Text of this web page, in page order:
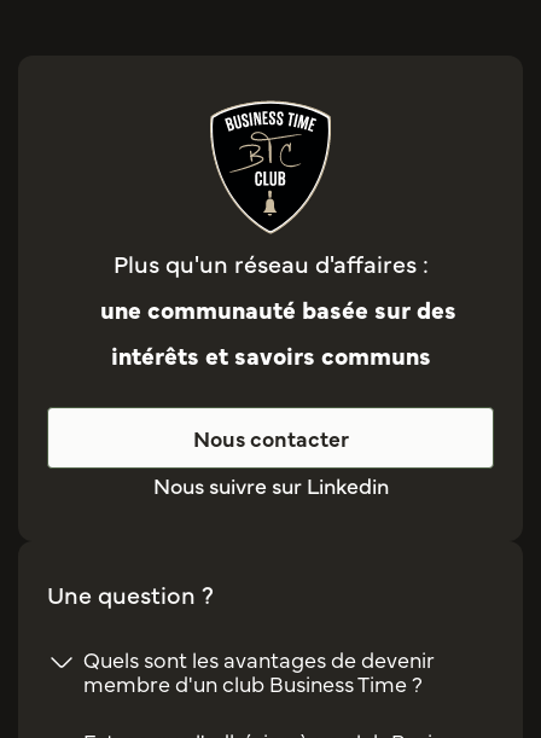
Plus qu'un réseau d'affaires :
une communauté basée sur des
intérêts et savoirs communs
Nous contacter
Nous suivre sur Linkedin
Une question ?
Quels sont les avantages de devenir
membre d'un club Business Time ?